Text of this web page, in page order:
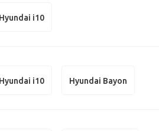
Hyundai i10
Hyundai i10 Hyundai Bayon